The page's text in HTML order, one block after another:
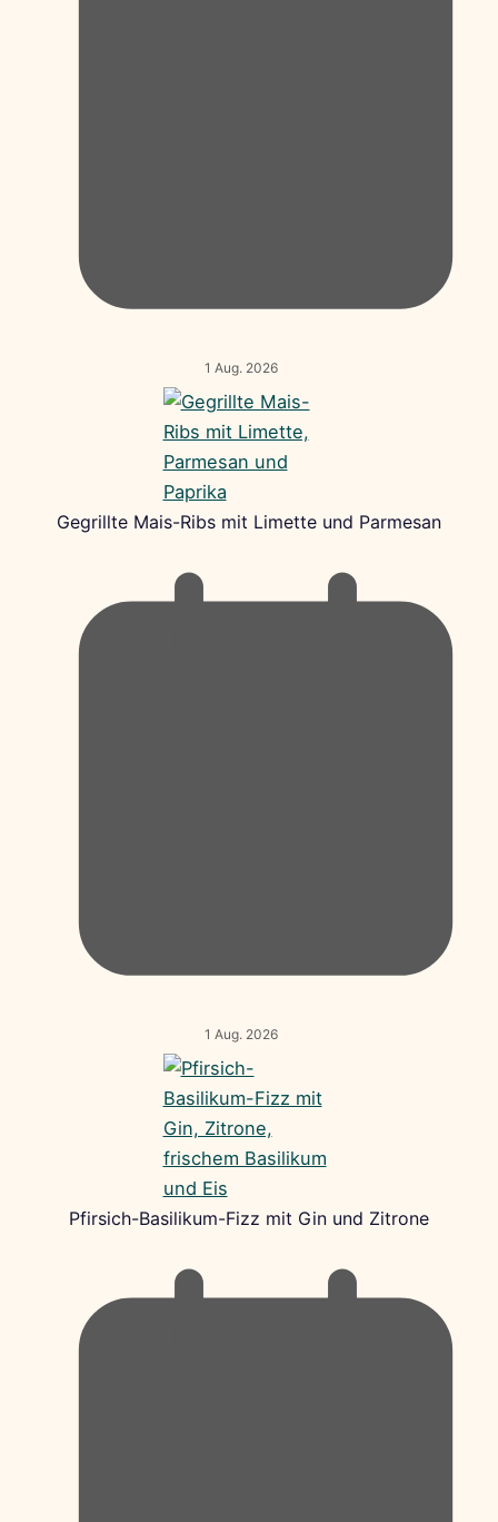
1 Aug. 2026
Gegrillte Mais-Ribs mit Limette und Parmesan
1 Aug. 2026
Pfirsich-Basilikum-Fizz mit Gin und Zitrone